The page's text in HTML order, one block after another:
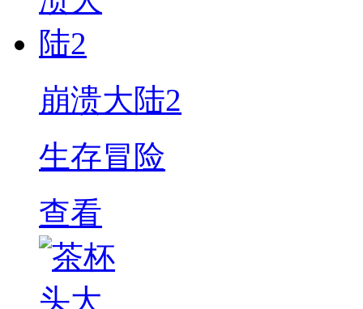
崩溃大陆2
生存冒险
查看